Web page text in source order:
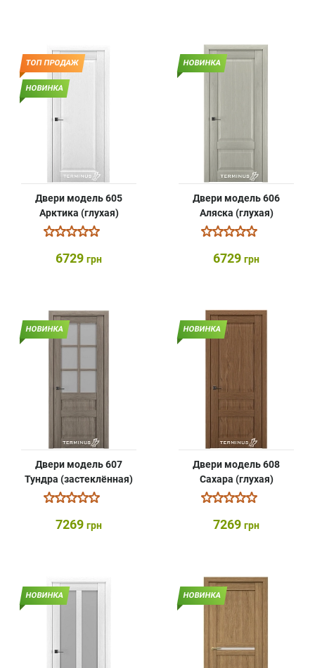
ТОП ПРОДАЖ
НОВИНКА
Двери модель 605
Арктика (глухая)
6729 грн
НОВИНКА
Двери модель 606
Аляска (глухая)
6729 грн
НОВИНКА
Двери модель 607
Тундра (застеклённая)
7269 грн
НОВИНКА
Двери модель 608
Сахара (глухая)
7269 грн
НОВИНКА НОВИНКА